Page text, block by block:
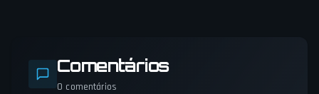
Comentários
0 comentários